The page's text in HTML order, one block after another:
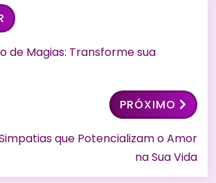
de Magias: Transforme sua
PRÓXIMO
que Potencializam o Amor
na Sua Vida